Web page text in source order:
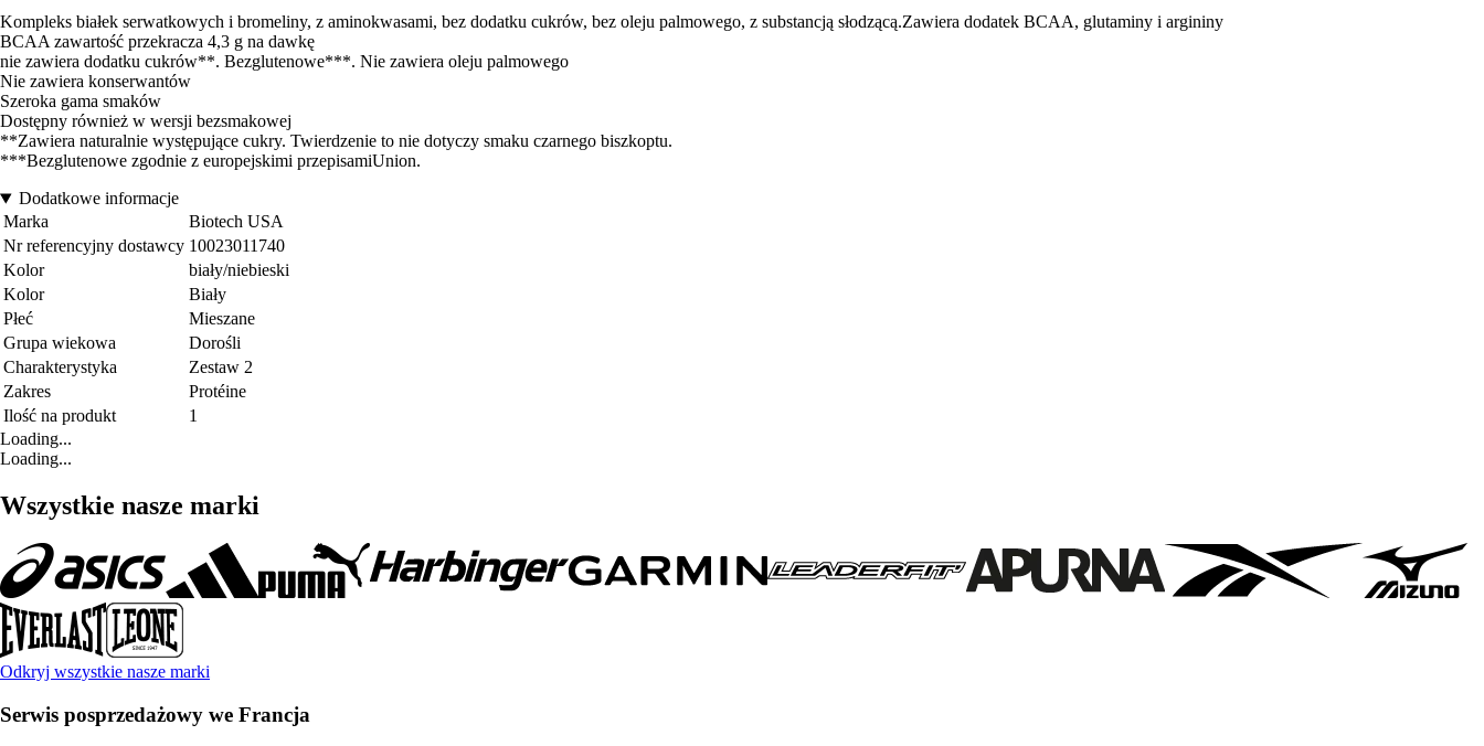
Kompleks białek serwatkowych i bromeliny, z aminokwasami, bez dodatku cukrów, bez oleju palmowego, z substancją słodzącą.Zawiera dodatek BCAA, glutaminy i argininy
BCAA zawartość przekracza 4,3 g na dawkę
nie zawiera dodatku cukrów**. Bezglutenowe***. Nie zawiera oleju palmowego
Nie zawiera konserwantów
Szeroka gama smaków
Dostępny również w wersji bezsmakowej
**Zawiera naturalnie występujące cukry. Twierdzenie to nie dotyczy smaku czarnego biszkoptu.
***Bezglutenowe zgodnie z europejskimi przepisamiUnion.
Dodatkowe informacje
Marka
Biotech USA
Nr referencyjny dostawcy 10023011740
Kolor
biały/niebieski
Kolor
Biały
Płeć
Mieszane
Grupa wiekowa
Dorośli
Charakterystyka
Zestaw 2
Zakres
Protéine
Ilość na produkt
1
Loading...
Loading...
Wszystkie nasze marki
Odkryj wszystkie nasze marki
Serwis posprzedażowy we Francja